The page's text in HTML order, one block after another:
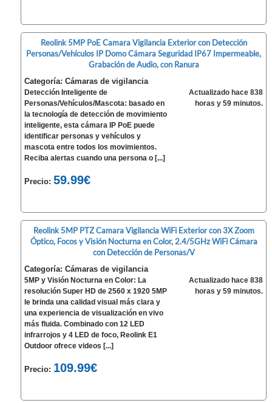
Reolink 5MP PoE Camara Vigilancia Exterior con Detección
Personas/Vehículos IP Domo Cámara Seguridad IP67 Impermeable,
Grabación de Audio, con Ranura
Categoría: Cámaras de vigilancia
Detección Inteligente de
Personas/Vehículos/Mascota: basado en
la tecnología de detección de movimiento
inteligente, esta cámara IP PoE puede
identificar personas y vehículos y
mascota entre todos los movimientos.
Reciba alertas cuando una persona o [...]
Precio:59.99€
Actualizado hace 838
horas y 59 minutos.
Reolink 5MP PTZ Camara Vigilancia WiFi Exterior con 3X Zoom
Óptico, Focos y Visión Nocturna en Color, 2.4/5GHz WiFi Cámara
con Detección de Personas/V
Categoría: Cámaras de vigilancia
5MP y Visión Nocturna en Color: La
resolución Super HD de 2560 x 1920 5MP
le brinda una calidad visual más clara y
una experiencia de visualización en vivo
más fluida. Combinado con 12 LED
infrarrojos y 4 LED de foco, Reolink E1
Outdoor ofrece videos [...]
Precio: 109.99€
Actualizado hace 838
horas y 59 minutos.